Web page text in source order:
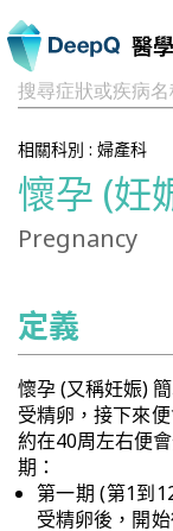
醫
搜尋症狀或疾病
相關科別 : 婦產科
懷孕 (妊
Pregnancy
定義
懷孕 (又稱妊娠)
受精卵，接下來
約在40周左右便
期：
第一期 (第1到
受精卵後，開